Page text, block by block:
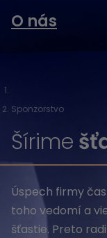
O nás
Sponzorstvo
Šírime
Úspech firmy
toho vedomí a
šťastie. Preto